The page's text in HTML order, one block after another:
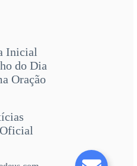
Inicial
do Dia
Oração